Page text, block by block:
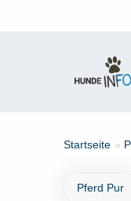
Startseite »
Pferd Pur